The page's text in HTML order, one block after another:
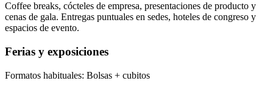
Coffee breaks, cócteles de empresa, presentaciones de producto y
cenas de gala. Entregas puntuales en sedes, hoteles de congreso y
espacios de evento.
Ferias y exposiciones
Formatos habituales: Bolsas + cubitos